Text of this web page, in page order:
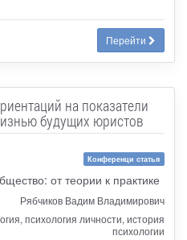
Перейти
на показатели
будущих юристов
Конференци статья
от теории к практике
Рябчиков Вадим Владимирович
психология личности, история
психологии